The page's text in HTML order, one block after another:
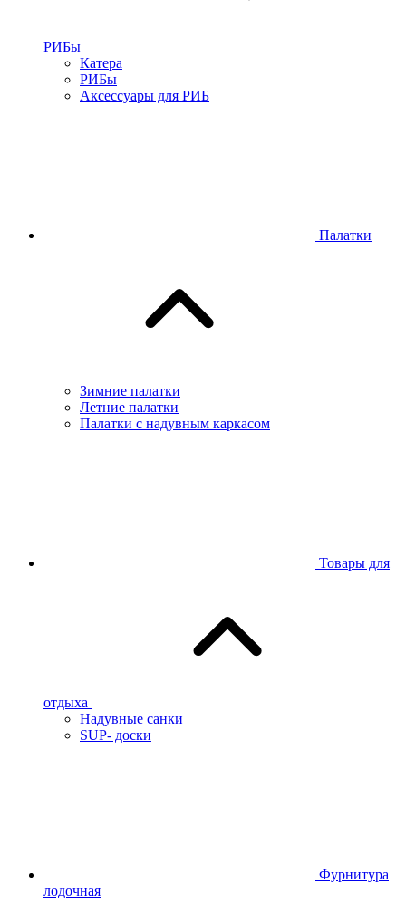
РИБы
Катера
РИБы
Аксессуары для РИБ
Палатки
Зимние палатки
Летние палатки
Палатки с надувным каркасом
Товары для
отдыха
Надувные санки
SUP- доски
Фурнитура
лодочная